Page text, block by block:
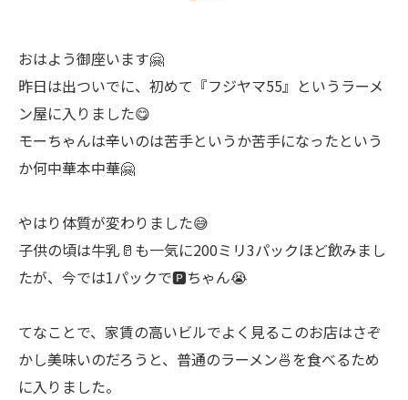
おはよう御座います🤗
昨日は出ついでに、初めて『フジヤマ55』というラーメ
ン屋に入りました😋
モーちゃんは辛いのは苦手というか苦手になったという
か何中華本中華🤗
やはり体質が変わりました😅
子供の頃は牛乳🥛も一気に200ミリ3パックほど飲みまし
たが、今では1パックで🅿️ちゃん😭
てなことで、家賃の高いビルでよく見るこのお店はさぞ
かし美味いのだろうと、普通のラーメン🍜を食べるため
に入りました。